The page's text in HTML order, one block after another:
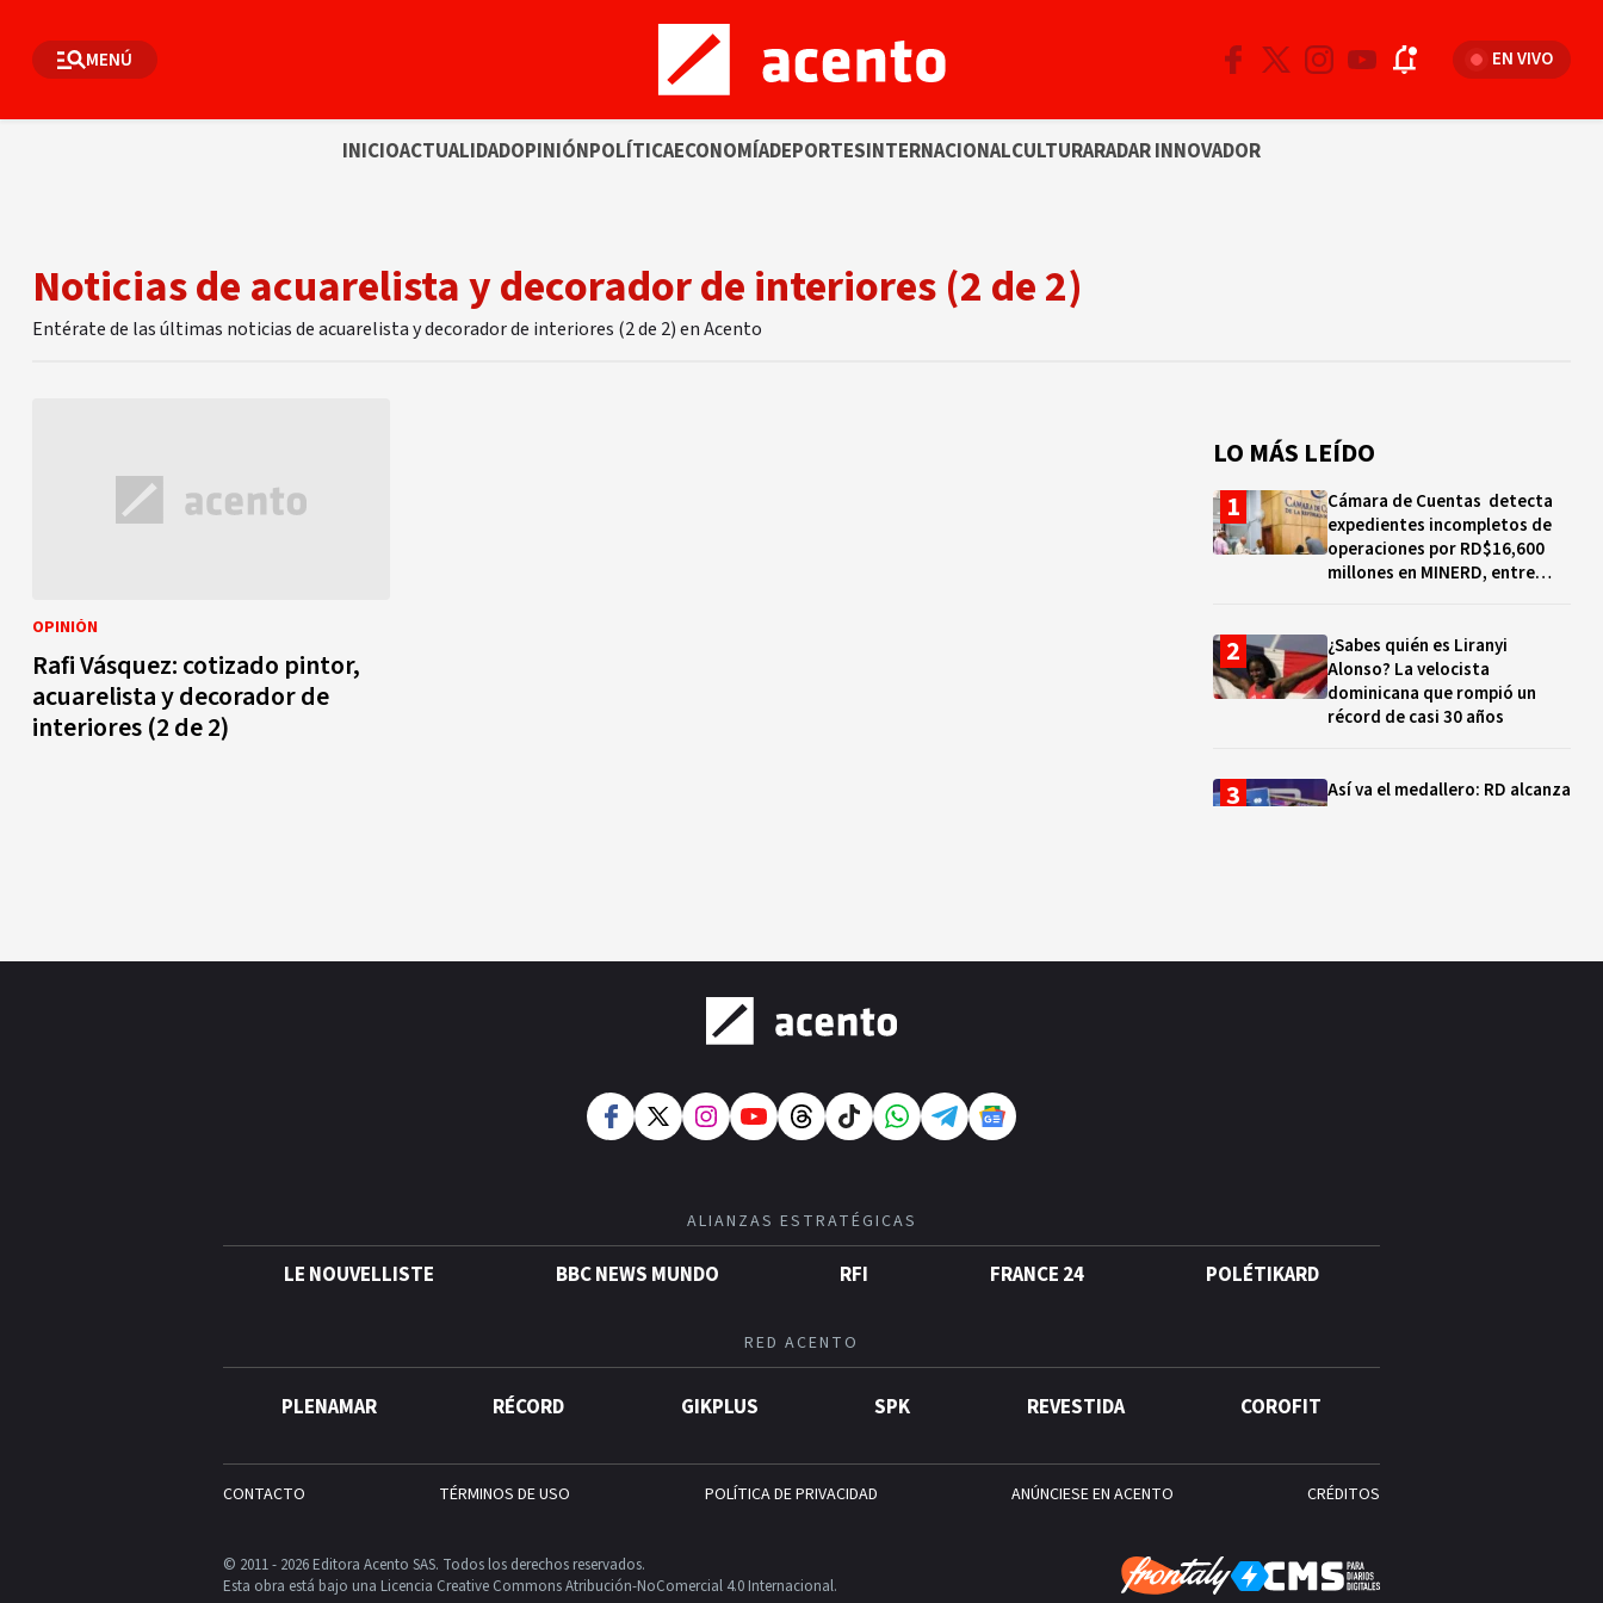
MENÚ EN VIVO
INICIOACTUALIDADOPINIÓNPOLÍTICAECONOMÍADEPORTESINTERNACIONALCULTURARADAR INNOVADOR
Noticias de acuarelista y decorador de interiores (2 de 2)
Entérate de las últimas noticias de acuarelista y decorador de interiores (2 de 2) en Acento
OPINIÓN
Rafi Vásquez: cotizado pintor,
acuarelista y decorador de
interiores (2 de 2)
LO MÁS LEÍDO
Cámara de Cuentas detecta
expedientes incompletos de
operaciones por RD$16,600
millones en MINERD, entre
¿Sabes quién es Liranyi
Alonso? La velocista
dominicana que rompió un
récord de casi 30 años
Así va el medallero: RD alcanza
Este
ALIANZAS ESTRATÉGICAS
LE NOUVELLISTE BBC NEWS MUNDO RFI FRANCE 24 POLÉTIKARD
RED ACENTO
PLENAMAR RÉCORD GIKPLUS SPK REVESTIDA COROFIT
CONTACTO TÉRMINOS DE USO POLÍTICA DE PRIVACIDAD ANÚNCIESE EN ACENTO CRÉDITOS
© 2011 - 2026 Editora Acento SAS. Todos los derechos reservados.
Esta obra está bajo una Licencia Creative Commons Atribución-NoComercial 4.0 Internacional.